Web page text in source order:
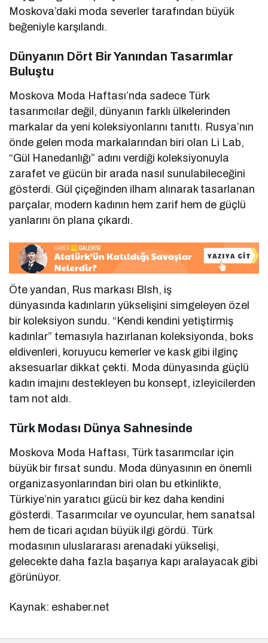
Moskova’daki moda severler tarafından büyük
beğeniyle karşılandı.
Dünyanın Dört Bir Yanından Tasarımlar
Buluştu
Moskova Moda Haftası’nda sadece Türk
tasarımcılar değil, dünyanın farklı ülkelerinden
markalar da yeni koleksiyonlarını tanıttı. Rusya’nın
önde gelen moda markalarından biri olan Li Lab,
“Gül Hanedanlığı” adını verdiği koleksiyonuyla
zarafet ve gücün bir arada nasıl sunulabileceğini
gösterdi. Gül çiçeğinden ilham alınarak tasarlanan
parçalar, modern kadının hem zarif hem de güçlü
yanlarını ön plana çıkardı.
Öte yandan, Rus markası Blsh, iş
dünyasında kadınların yükselişini simgeleyen özel
bir koleksiyon sundu. “Kendi kendini yetiştirmiş
kadınlar” temasıyla hazırlanan koleksiyonda, boks
eldivenleri, koruyucu kemerler ve kask gibi ilginç
aksesuarlar dikkat çekti. Moda dünyasında güçlü
kadın imajını destekleyen bu konsept, izleyicilerden
tam not aldı.
Türk Modası Dünya Sahnesinde
Moskova Moda Haftası, Türk tasarımcılar için
büyük bir fırsat sundu. Moda dünyasının en önemli
organizasyonlarından biri olan bu etkinlikte,
Türkiye’nin yaratıcı gücü bir kez daha kendini
gösterdi. Tasarımcılar ve oyuncular, hem sanatsal
hem de ticari açıdan büyük ilgi gördü. Türk
modasının uluslararası arenadaki yükselişi,
gelecekte daha fazla başarıya kapı aralayacak gibi
görünüyor.
Kaynak: eshaber.net